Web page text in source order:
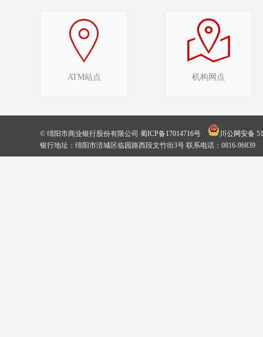
ATM站点 机构网点
© 绵阳市商业银行股份有限公司 蜀ICP备17014716号
川公网安备
银行地址：绵阳市涪城区临园路西段文竹街3号 联系电话：0816-96839